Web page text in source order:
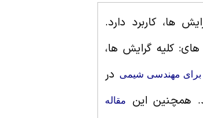
ها، کاربرد دارد.
کلیه گرایش ها،
برای مهندسی شیمی در
همچنین این
مقاله